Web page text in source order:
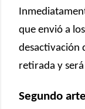
que envió a los
desactivación
retirada y
Segundo